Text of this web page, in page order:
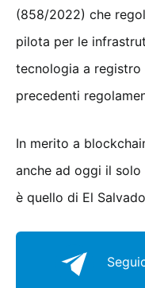
(858/2022) che
pilota per le
tecnologia a
precedenti
In merito a
anche ad oggi il
è quello di El